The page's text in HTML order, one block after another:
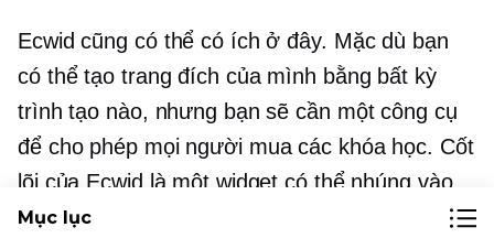
Ecwid cũng có thể có ích ở đây. Mặc dù bạn
có thể tạo trang đích của mình bằng bất kỳ
trình tạo nào, nhưng bạn sẽ cần một công cụ
để cho phép mọi người mua các khóa học. Cốt
lõi của Ecwid là một widget có thể nhúng vào
hầu hết mọi nền tảng. Hãy nghĩ đến
Mục lục